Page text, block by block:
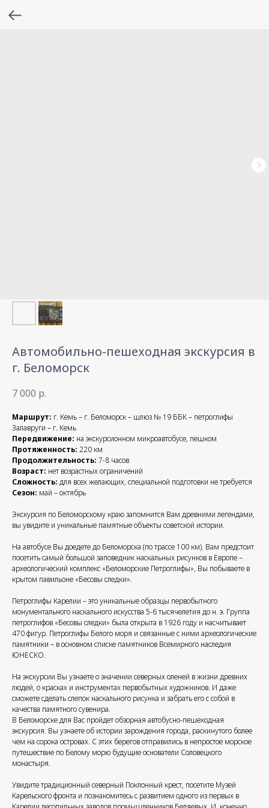
Автомобильно-пешеходная экскурсия в
г. Беломорск
7 000 р.
Маршрут: г. Кемь – г. Беломорск – шлюз № 19 ББК – петроглифы
Залавруги – г. Кемь
Передвижение: на экскурсионном микроавтобусе, пешком
Протяженность: 220 км
Продолжительность: 7-8 часов
Возраст: нет возрастных ограничений
Сложность: для всех желающих, специальной подготовки не требуется
Сезон: май – октябрь
Экскурсия по Беломорскому краю запомнится Вам древними легендами,
вы увидите и уникальные памятные объекты советской истории.
На автобусе Вы доедете до Беломорска (по трассе 100 км). Вам предстоит
посетить самый большой заповедник наскальных рисунков в Европе –
археологический комплекс «Беломорские Петроглифы», Вы побываете в
крытом павильоне «Бесовы следки».
Петроглифы Карелии – это уникальные образцы первобытного
монументального наскального искусства 5-6 тысячелетия до н. э. Группа
петроглифов «Бесовы следки» была открыта в 1926 году и насчитывает
470 фигур. Петроглифы Белого моря и связанные с ними археологические
памятники – в основном списке памятников Всемирного наследия
ЮНЕСКО.
На экскурсии Вы узнаете о значении северных оленей в жизни древних
людей, о красках и инструментах первобытных художников. И даже
сможете сделать слепок наскального рисунка и забрать его с собой в
качества памятного сувенира.
В Беломорске для Вас пройдет обзорная автобусно-пешеходная
экскурсия. Вы узнаете об истории зарождения города, раскинутого более
чем на сорока островах. С этих берегов отправились в непростое морское
путешествие по Белому морю будущие основатели Соловецкого
монастыря.
Увидите традиционный северный Поклонный крест, посетите Музей
Карельского фронта и познакомитесь с развитием одного из первых в